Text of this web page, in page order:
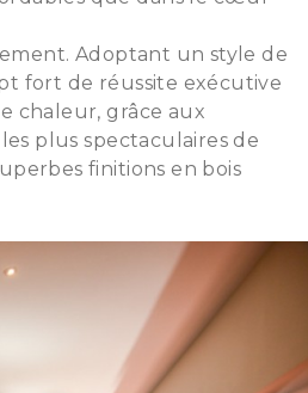
Adoptant un style de
fort de réussite exécutive
chaleur, grâce aux
plus spectaculaires de
finitions en bois